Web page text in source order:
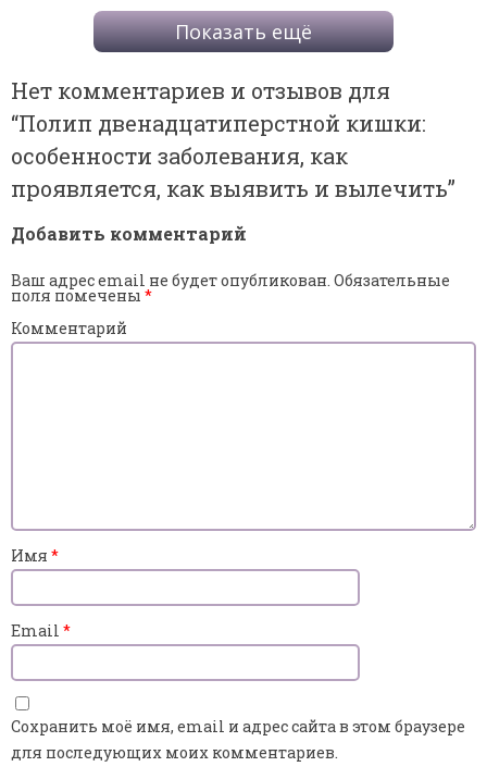
Показать ещё
Нет комментариев и отзывов для
“Полип двенадцатиперстной кишки:
особенности заболевания, как
проявляется, как выявить и вылечить”
Добавить комментарий
Ваш адрес email не будет опубликован. Обязательные
поля помечены *
Комментарий
Имя *
Email *
Сохранить моё имя, email и адрес сайта в этом браузере
для последующих моих комментариев.